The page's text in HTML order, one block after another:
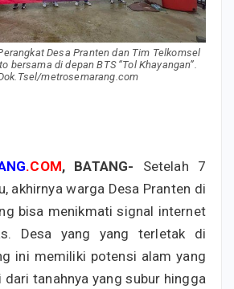
Desa Pranten dan Tim Telkomsel
bersama di depan BTS “Tol Khayangan”.
metrosemarang.com
.COM, BATANG- Setelah 7
akhirnya warga Desa Pranten di
bisa menikmati signal internet
Desa yang yang terletak di
ini memiliki potensi alam yang
dari tanahnya yang subur hingga